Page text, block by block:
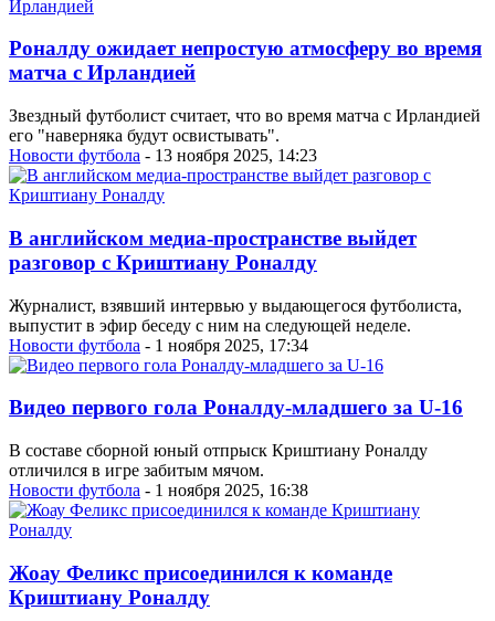
Роналду ожидает непростую атмосферу во время
матча с Ирландией
Звездный футболист считает, что во время матча с Ирландией
его "наверняка будут освистывать".
Новости футбола - 13 ноября 2025, 14:23
В английском медиа-пространстве выйдет
разговор с Криштиану Роналду
Журналист, взявший интервью у выдающегося футболиста,
выпустит в эфир беседу с ним на следующей неделе.
Новости футбола - 1 ноября 2025, 17:34
Видео первого гола Роналду-младшего за U-16
В составе сборной юный отпрыск Криштиану Роналду
отличился в игре забитым мячом.
Новости футбола - 1 ноября 2025, 16:38
Жоау Феликс присоединился к команде
Криштиану Роналду